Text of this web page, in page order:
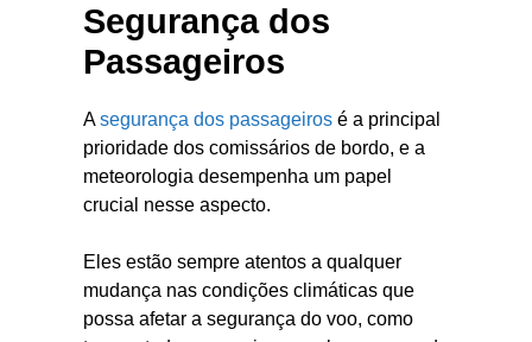
Segurança dos
Passageiros
Asegurança dos passageiros é a principal
prioridade dos comissários de bordo, e a
meteorologia desempenha um papel
crucial nesse aspecto.
Eles estão sempre atentos a qualquer
mudança nas condições climáticas que
possa afetar a segurança do voo, como